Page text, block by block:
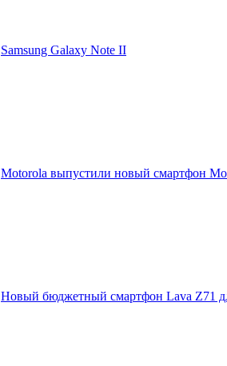
Samsung Galaxy Note II
Motorola выпустили новый смартфон
Новый бюджетный смартфон Lava Z71